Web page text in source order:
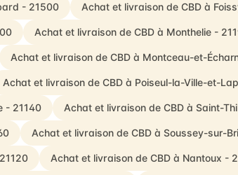
- 21500 Achat et livraison de CBD à
Achat et livraison de CBD à Monthelie -
Achat et livraison de CBD à Montceau-et-
Achat et livraison de CBD à Poiseul-la-Ville-et-
- 21140 Achat et livraison de CBD à Saint-
Achat et livraison de CBD à Soussey-sur-
Achat et livraison de CBD à Nantoux -